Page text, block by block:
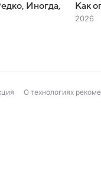
Иногда,
Как
2026
О технологиях